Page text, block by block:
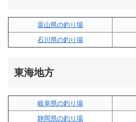
富山県の釣り場
石川県の釣り場
東海地方
岐阜県の釣り場
静岡県の釣り場